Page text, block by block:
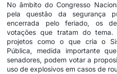
No âmbito do Congresso
pela questão da segurança
encerrada pelo feriado, os
votações que tratam do tema.
projetos como o que cria o
Pública, medida importante
senadores, podem votar a
uso de explosivos em casos de